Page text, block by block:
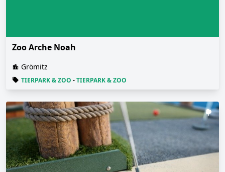
Zoo Arche Noah
Grömitz
TIERPARK & ZOO -TIERPARK & ZOO